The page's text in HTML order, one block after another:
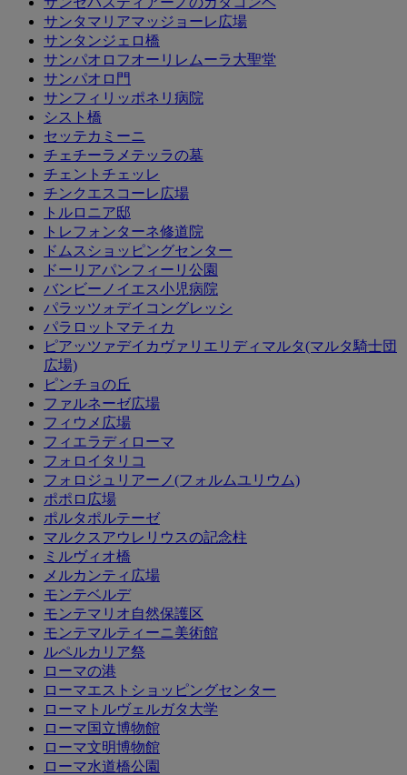
サンタマリアマッジョーレ広場
サンタンジェロ橋
サンパオロフオーリレムーラ大聖堂
サンパオロ門
サンフィリッポネリ病院
シスト橋
セッテカミーニ
チェチーラメテッラの墓
チェントチェッレ
チンクエスコーレ広場
トルロニア邸
トレフォンターネ修道院
ドムスショッピングセンター
ドーリアパンフィーリ公園
バンビーノイエス小児病院
パラッツォデイコングレッシ
パラロットマティカ
ピアッツァデイカヴァリエリディマルタ(マルタ騎士団
広場)
ピンチョの丘
ファルネーゼ広場
フィウメ広場
フィエラディローマ
フォロイタリコ
フォロジュリアーノ(フォルムユリウム)
ポポロ広場
ポルタポルテーゼ
マルクスアウレリウスの記念柱
ミルヴィオ橋
メルカンティ広場
モンテベルデ
モンテマリオ自然保護区
モンテマルティーニ美術館
ルペルカリア祭
ローマの港
ローマエストショッピングセンター
ローマトルヴェルガタ大学
ローマ国立博物館
ローマ文明博物館
ローマ水道橋公園